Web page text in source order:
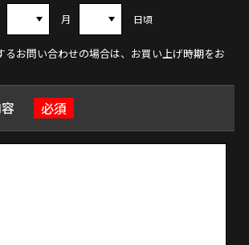
月 日頃
るお問い合わせの場合は、お買い上げ時期をお
容 必須